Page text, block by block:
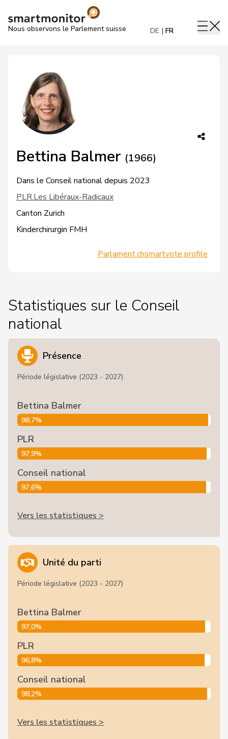
Nous observons le Parlement suisse DE FR
Bettina Balmer (1966)
Dans le Conseil national depuis 2023
PLR.Les Libéraux-Radicaux
Canton Zurich
Kinderchirurgin FMH
Parlament.chsmartvote profile
Statistiques sur le Conseil
national
Présence
Période législative (2023 - 2027)
Bettina Balmer
98,7%
PLR
97,9%
Conseil national
97,6%
Vers les statistiques >
Unité du parti
Période législative (2023 - 2027)
Bettina Balmer
97,0%
PLR
96,8%
Conseil national
98,2%
Vers les statistiques >